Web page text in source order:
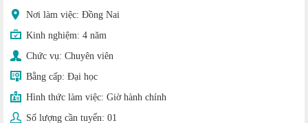
Nơi làm việc: Đồng Nai
Kinh nghiệm: 4 năm
Chức vụ: Chuyên viên
Bằng cấp: Đại học
Hình thức làm việc: Giờ hành chính
Số lượng cần tuyển: 01